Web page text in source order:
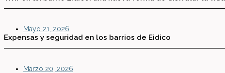
Mayo 21, 2026
Expensas y seguridad en los barrios de Eidico
Marzo 20, 2026